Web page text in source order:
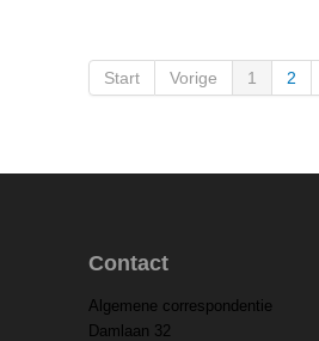
Start Vorige 1 2
Contact
Algemene correspondentie
Damlaan 32